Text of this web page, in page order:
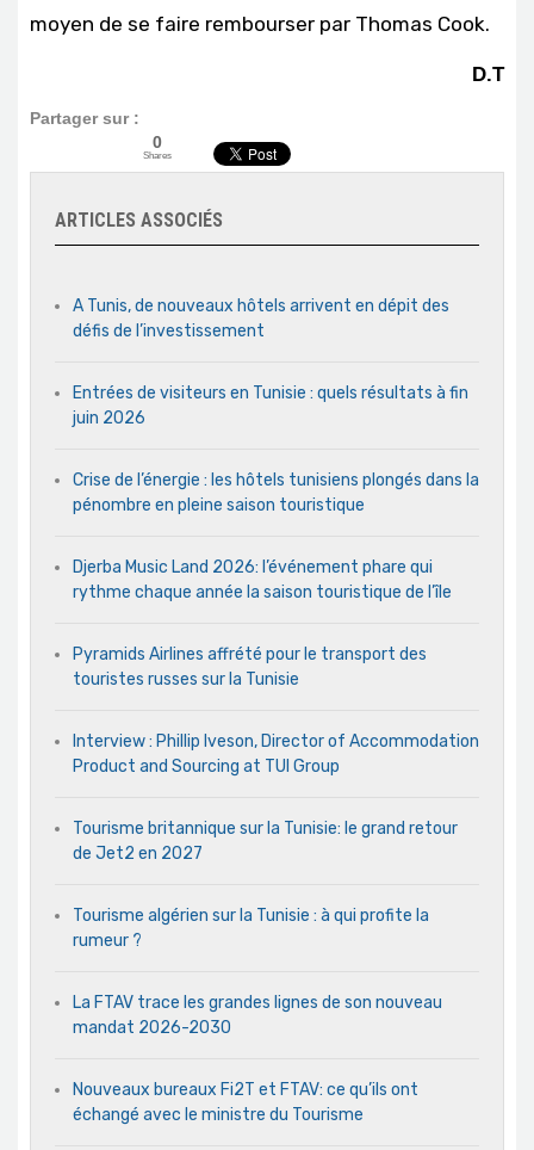
moyen de se faire rembourser par Thomas Cook.
D.T
Partager sur :
0
Shares
ARTICLES ASSOCIÉS
A Tunis, de nouveaux hôtels arrivent en dépit des
défis de l’investissement
Entrées de visiteurs en Tunisie : quels résultats à fin
juin 2026
Crise de l’énergie : les hôtels tunisiens plongés dans la
pénombre en pleine saison touristique
Djerba Music Land 2026: l’événement phare qui
rythme chaque année la saison touristique de l’île
Pyramids Airlines affrété pour le transport des
touristes russes sur la Tunisie
Interview : Phillip Iveson, Director of Accommodation
Product and Sourcing at TUI Group
Tourisme britannique sur la Tunisie: le grand retour
de Jet2 en 2027
Tourisme algérien sur la Tunisie : à qui profite la
rumeur ?
La FTAV trace les grandes lignes de son nouveau
mandat 2026-2030
Nouveaux bureaux Fi2T et FTAV: ce qu’ils ont
échangé avec le ministre du Tourisme